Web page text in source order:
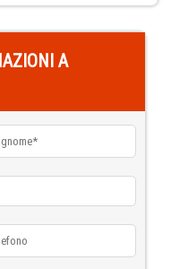
A